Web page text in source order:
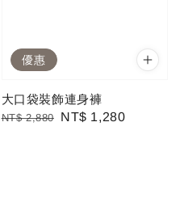
優惠
大口袋裝飾連身褲
Regular
NT$ 2,880
Sale
NT$ 1,280